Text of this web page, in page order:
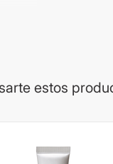
estos